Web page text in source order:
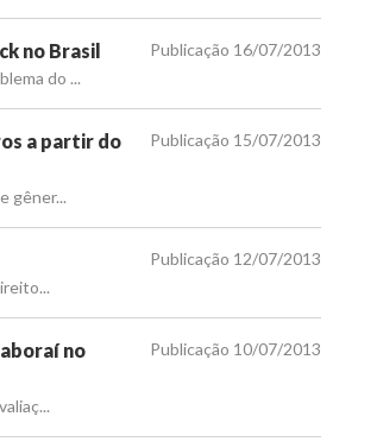
no Brasil
do ...
Publicação 16/07/2013
a partir do
gêner...
Publicação 15/07/2013
Publicação 12/07/2013
no
Publicação 10/07/2013